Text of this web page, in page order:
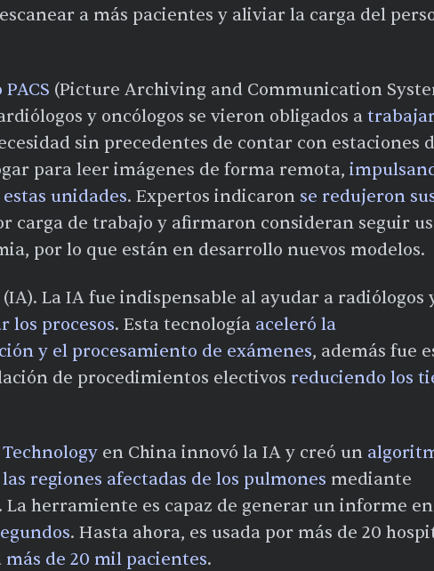
a más pacientes y aliviar la carga del
(Picture Archiving and Communication
y oncólogos se vieron obligados a
sin precedentes de contar con estaciones
para leer imágenes de forma remota,
unidades. Expertos indicaron se redujeron
carga de trabajo y afirmaron consideran seguir
por lo que están en desarrollo nuevos modelos.
(IA). La IA fue indispensable al ayudar a radiólogos
los procesos. Esta tecnología aceleró la
y el procesamiento de exámenes, además fue
de procedimientos electivos reduciendo los
en China innovó la IA y creó un
regiones afectadas de los pulmones mediante
herramiente es capaz de generar un informe en
. Hasta ahora, es usada por más de 20
más de 20 mil pacientes.